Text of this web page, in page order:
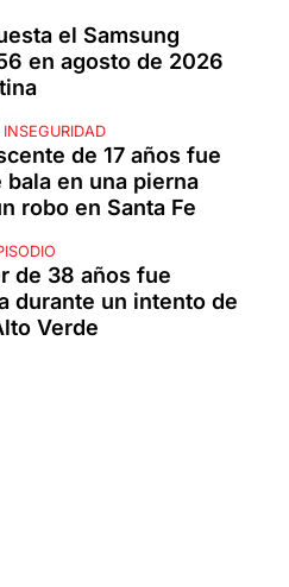
el Samsung
en agosto de 2026
de 17 años fue
bala en una pierna
robo en Santa Fe
de 38 años fue
durante un intento de
Verde